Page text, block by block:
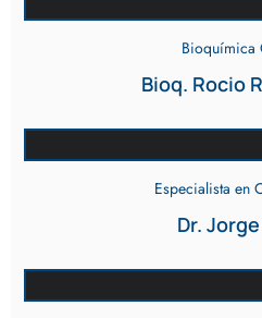
Bioquímica
Bioq. Rocio
Especialista en
Dr.